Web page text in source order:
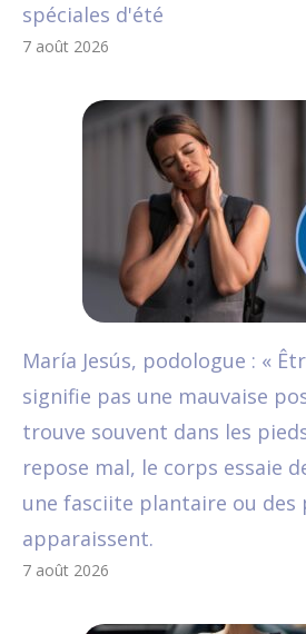
spéciales d'été
7 août 2026
María Jesús, podologue : «
signifie pas une mauvaise
trouve souvent dans les
repose mal, le corps essaie
une fasciite plantaire ou des
apparaissent.
7 août 2026